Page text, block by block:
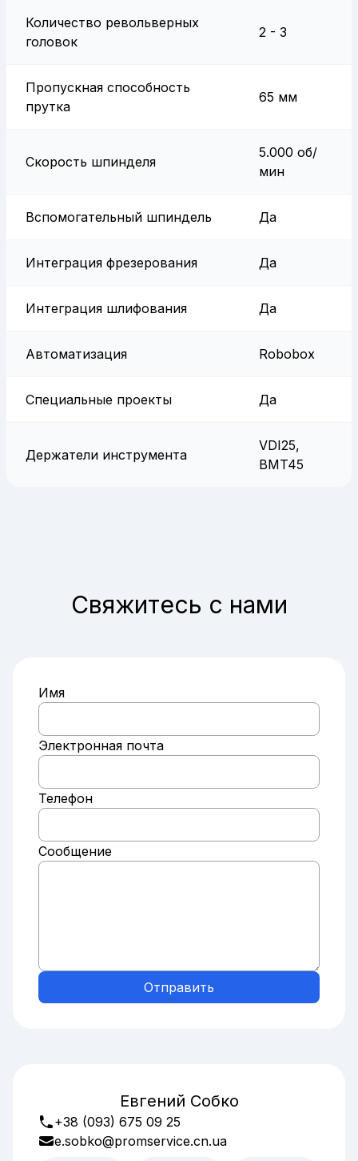
Количество револьверных
головок
2 - 3
Пропускная способность
прутка
65 мм
Скорость шпинделя
5.000 об/
мин
Вспомогательный шпиндель Да
Интеграция фрезерования Да
Интеграция шлифования Да
Автоматизация Robobox
Специальные проекты Да
Держатели инструмента
VDI25,
BMT45
Свяжитесь с нами
Имя
Электронная почта
Телефон
Сообщение
Отправить
Евгений Собко
+38 (093) 675 09 25
e.sobko@promservice.cn.ua